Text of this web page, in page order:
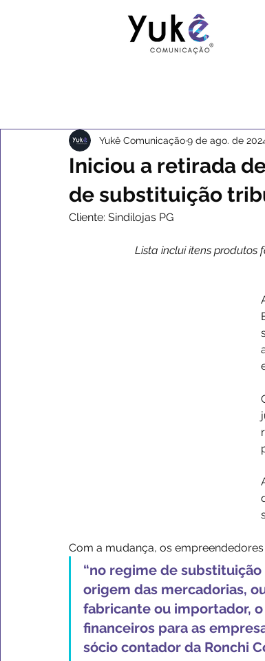
Iniciou a retirada
de substituição
Yukê Comunicação9 de ago. de
Cliente: Sindilojas PG
Lista inclui itens produtos
Com a mudança, os
“no regime de
origem das mercadorias,
fabricante ou importador,
financeiros para as
sócio contador da Ronchi